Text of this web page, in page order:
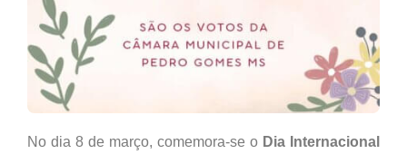
No dia 8 de março, comemora-se o Dia Internacional